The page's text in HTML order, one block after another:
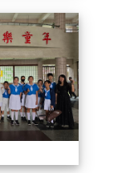
113學生